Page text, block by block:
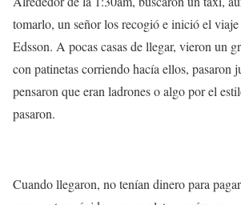
tomarlo, un señor los recogió e inició el viaje
Edsson. A pocas casas de llegar, vieron un
con patinetas corriendo hacía ellos, pasaron
pensaron queeran ladroneso algo por el
pasaron.
Cuando llegaron, no tenían dinero para